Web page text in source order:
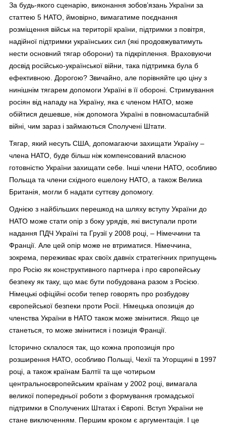
За будь-якого сценарію, виконання зобов’язань України за
статтею 5 НАТО, ймовірно, вимагатиме поєднання
розміщення військ на території країни, підтримки з повітря,
надійної підтримки українських сил (які продовжуватимуть
нести основний тягар оборони) та підкріплення. Враховуючи
досвід російсько-української війни, така підтримка була б
ефективною. Дорогою? Звичайно, але порівняйте цю ціну з
нинішнім тягарем допомоги Україні в її обороні. Стримування
росіян від нападу на Україну, яка є членом НАТО, може
обійтися дешевше, ніж допомога Україні в повномасштабній
війні, чим зараз і займаються Сполучені Штати.
Тягар, який несуть США, допомагаючи захищати Україну –
члена НАТО, буде більш ніж компенсований власною
готовністю України захищати себе. Інші члени НАТО, особливо
Польща та члени східного ешелону НАТО, а також Велика
Британія, могли б надати суттєву допомогу.
Однією з найбільших перешкод на шляху вступу України до
НАТО може стати опір з боку урядів, які виступали проти
надання ПДЧ Україні та Грузії у 2008 році, – Німеччини та
Франції. Але цей опір може не втриматися. Німеччина,
зокрема, переживає крах своїх давніх стратегічних припущень
про Росію як конструктивного партнера і про європейську
безпеку як таку, що має бути побудована разом з Росією.
Німецькі офіційні особи тепер говорять про розбудову
європейської безпеки проти Росії. Німецька опозиція до
членства України в НАТО також може змінитися. Якщо це
станеться, то може змінитися і позиція Франції.
Історично склалося так, що кожна пропозиція про
розширення НАТО, особливо Польщі, Чехії та Угорщині в 1997
році, а також країнам Балтії та ще чотирьом
центральноєвропейським країнам у 2002 році, вимагала
великої попередньої роботи з формування громадської
підтримки в Сполучених Штатах і Європі. Вступ України не
стане виключенням. Першим кроком є аргументація. І це